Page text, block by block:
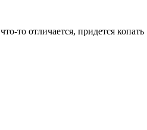
что-то отличается, придется копать